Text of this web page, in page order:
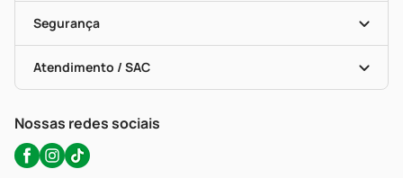
Cupons E Ofertas
Alomed (tele-Entrega)
Formas De Pagamento
Troca E Devolução
Bulas De A A Z
Políticas De Marketplace
Vacinas
Serviços Farmacêuticos
Testes Rápidos
Autoteste Covid-19
Segurança
Certificado De Segurança
Portal Da Privacidade
Atendimento / SAC
WhatsApp (47) 9202-1687
Nossas redes sociais